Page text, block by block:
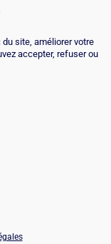
site, améliorer votre
accepter, refuser ou
SEO / GEO